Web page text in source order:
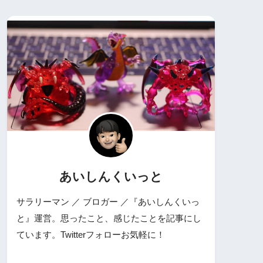
あいしんくいっと
サラリーマン ／ ブロガー ／『あいしんくいっ
と』運営。思ったこと、感じたことを記事にし
ています。Twitterフォローお気軽に！